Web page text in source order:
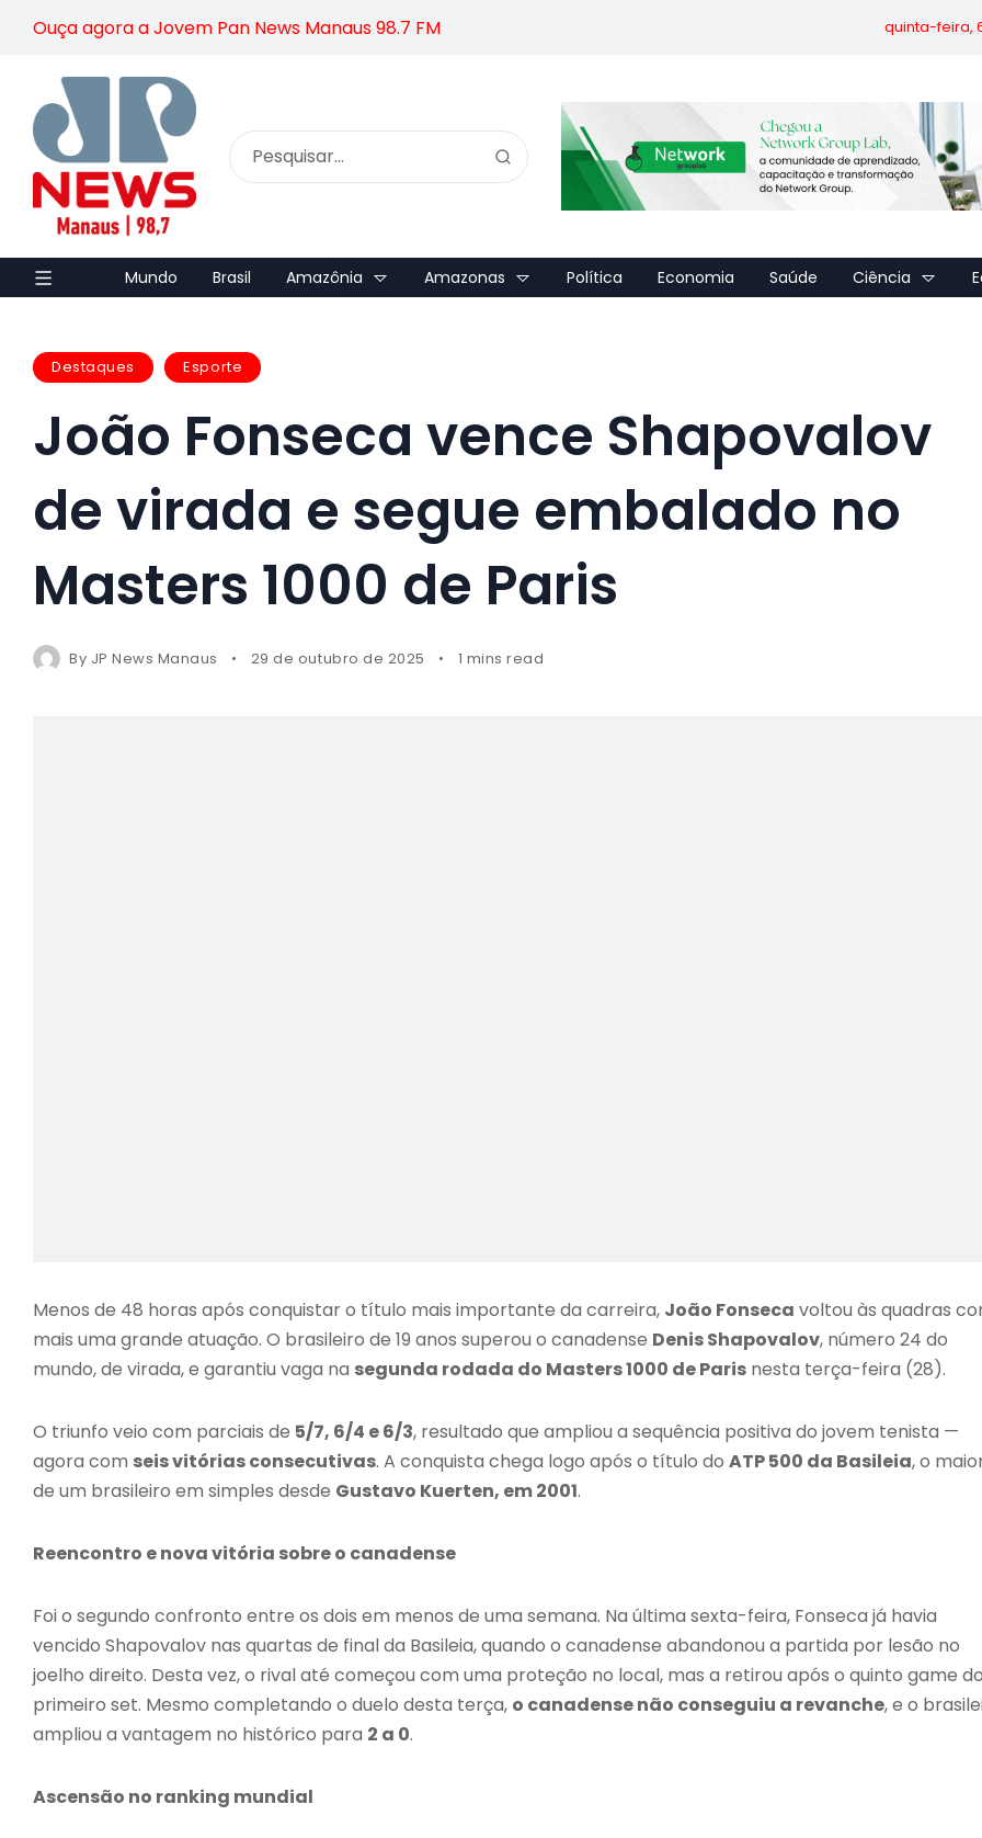
Ouça agora a Jovem Pan News Manaus 98.7 FM quinta-feira,
Mundo Brasil Amazônia Amazonas Política Economia Saúde Ciência
Destaques Esporte
João Fonseca vence Shapovalov
de virada e segue embalado no
Masters 1000 de Paris
By JP News Manaus 29 de outubro de 2025 1 mins read
Menos de 48 horas após conquistar o título mais importante da carreira, João Fonseca voltou às quadras
mais uma grande atuação. O brasileiro de 19 anos superou o canadense Denis Shapovalov, número 24 do
mundo, de virada, e garantiu vaga na segunda rodada do Masters 1000 de Paris nesta terça-feira (28).
O triunfo veio com parciais de 5/7, 6/4 e 6/3, resultado que ampliou a sequência positiva do jovem tenista —
agora com seis vitórias consecutivas. A conquista chega logo após o título do ATP 500 da Basileia, o
de um brasileiro em simples desde Gustavo Kuerten, em 2001.
Reencontro e nova vitória sobre o canadense
Foi o segundo confronto entre os dois em menos de uma semana. Na última sexta-feira, Fonseca já havia
vencido Shapovalov nas quartas de final da Basileia, quando o canadense abandonou a partida por lesão no
joelho direito. Desta vez, o rival até começou com uma proteção no local, mas a retirou após o quinto game
primeiro set. Mesmo completando o duelo desta terça, o canadense não conseguiu a revanche, e o
ampliou a vantagem no histórico para 2 a 0.
Ascensão no ranking mundial